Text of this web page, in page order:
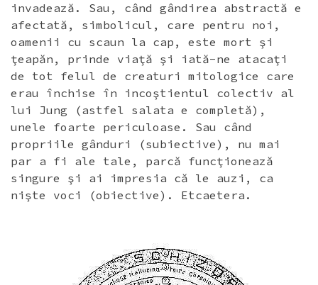
invadează. Sau, când gândirea abstractă e
afectată, simbolicul, care pentru noi,
oamenii cu scaun la cap, este mort şi
ţeapăn, prinde viaţă şi iată-ne atacaţi
de tot felul de creaturi mitologice care
erau închise în incoştientul colectiv al
lui Jung (astfel salata e completă),
unele foarte periculoase. Sau când
propriile gânduri (subiective), nu mai
par a fi ale tale, parcă funcţionează
singure şi ai impresia că le auzi, ca
nişte voci (obiective). Etcaetera.